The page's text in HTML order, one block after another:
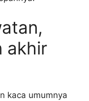
akhir
kaca umumnya